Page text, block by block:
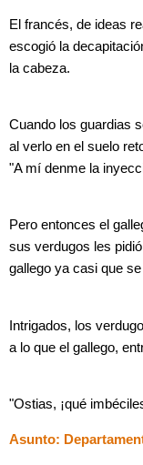
El francés, de ideas
escogió la
la cabeza.
Cuando los guardias
al verlo en el suelo
"A mí denme la
Pero entonces el
sus verdugos les
gallego ya casi que
Intrigados, los
a lo que el gallego,
"Ostias, ¡qué
Asunto: